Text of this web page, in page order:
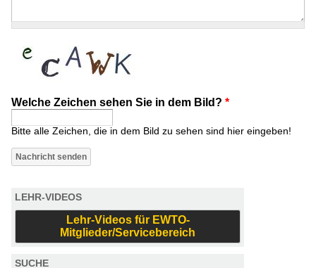
Welche Zeichen sehen Sie in dem Bild? *
Bitte alle Zeichen, die in dem Bild zu sehen sind hier eingeben!
LEHR-VIDEOS
Lehr-Videos für EWTO-
Mitglieder/Servicebereich
SUCHE